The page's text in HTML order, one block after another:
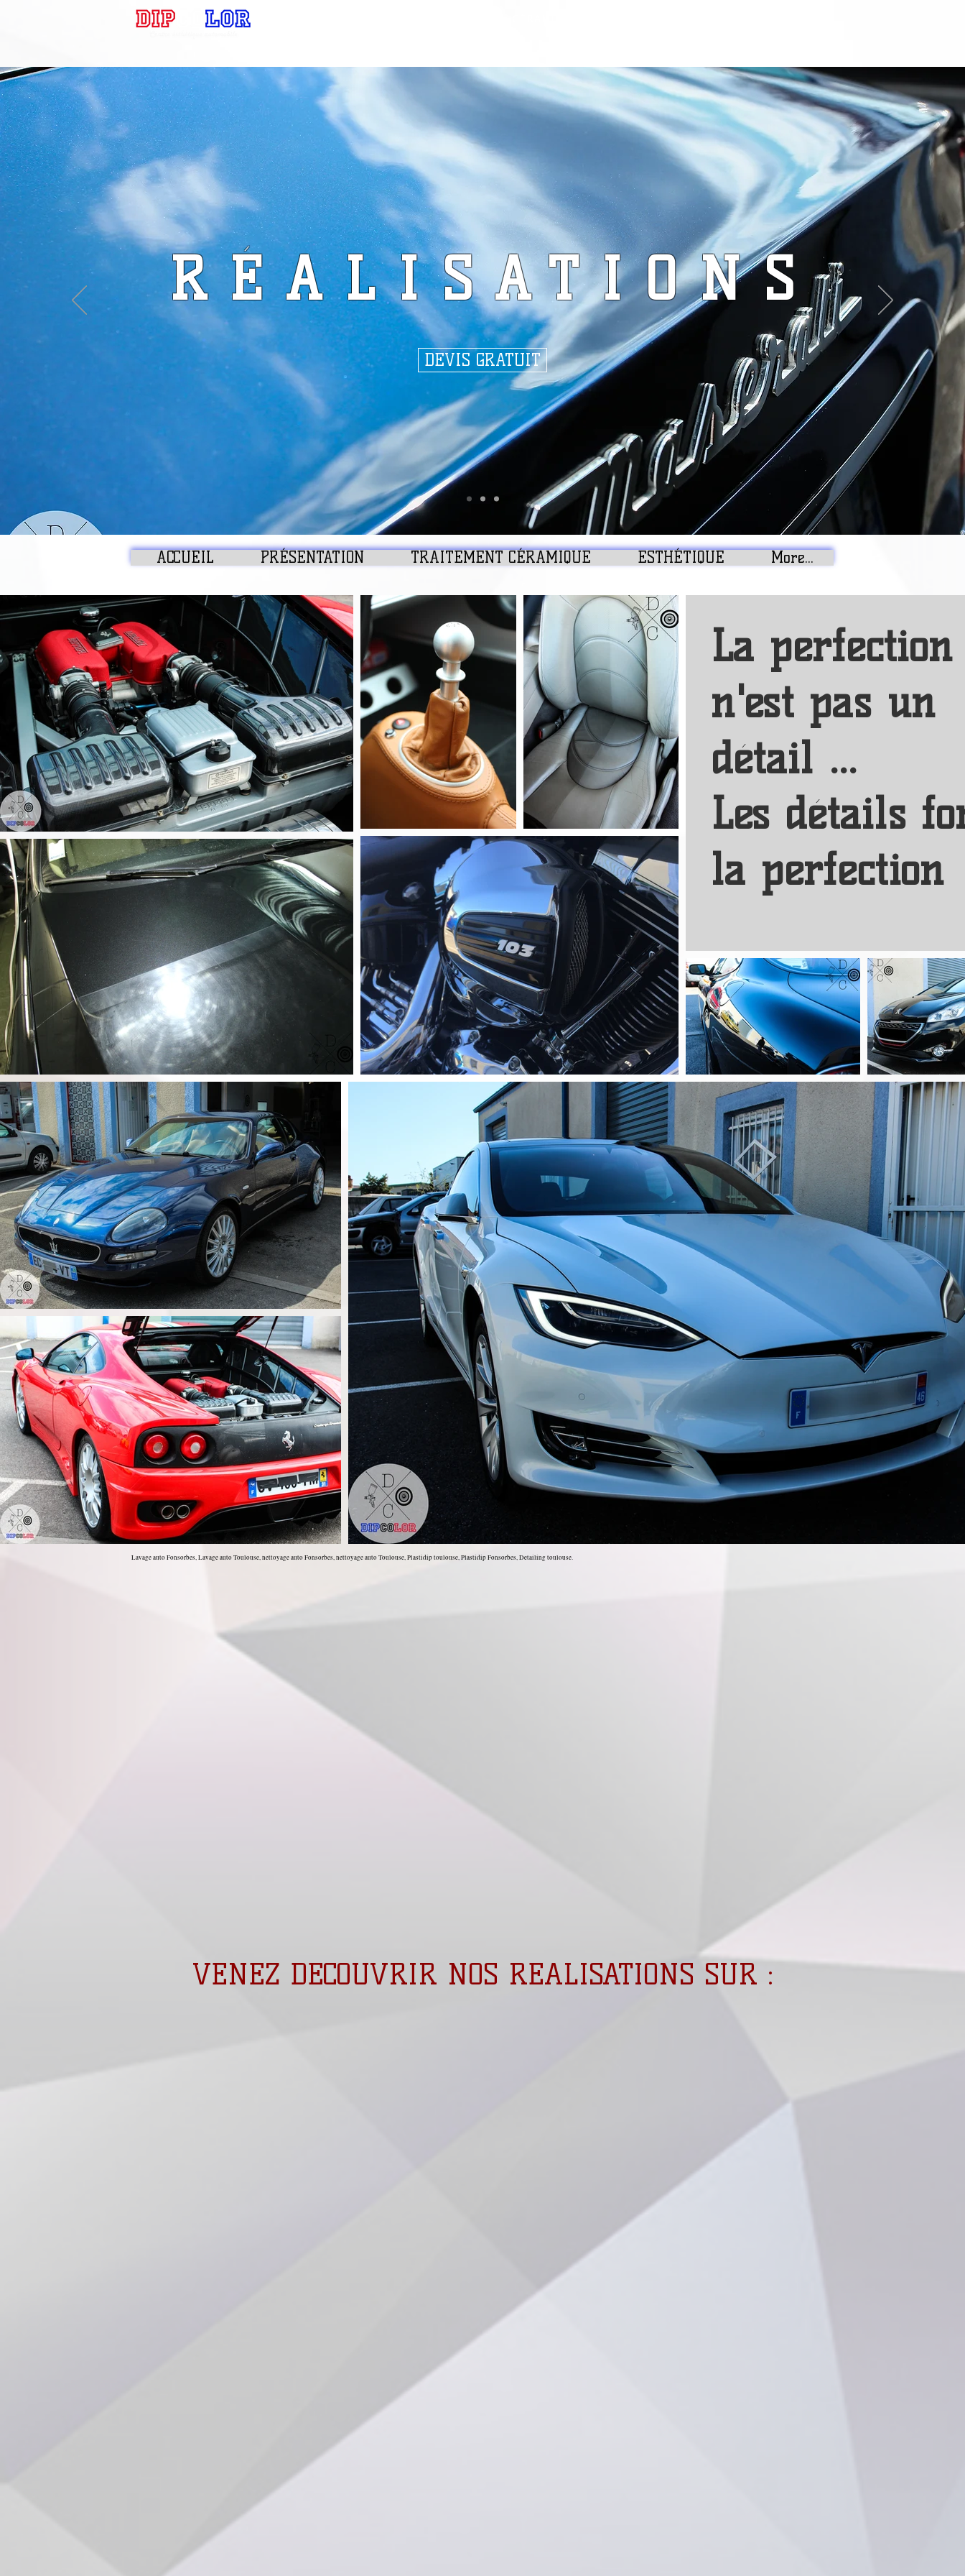
Rénovation golf 2
RÉALISATIONS
DEVIS GRATUIT
ACCUEIL PRÉSENTATION TRAITEMENT CÉRAMIQUE ESTHÉTIQUE More...
La perfection
n'est pas un
détail ...
Les détails
la perfection
Lavage auto Fonsorbes, Lavage auto Toulouse, nettoyage auto Fonsorbes, nettoyage auto Toulouse, Plastidip toulouse, Plastidip Fonsorbes, Detailing toulouse.
VENEZ DECOUVRIR NOS REALISATIONS SUR :